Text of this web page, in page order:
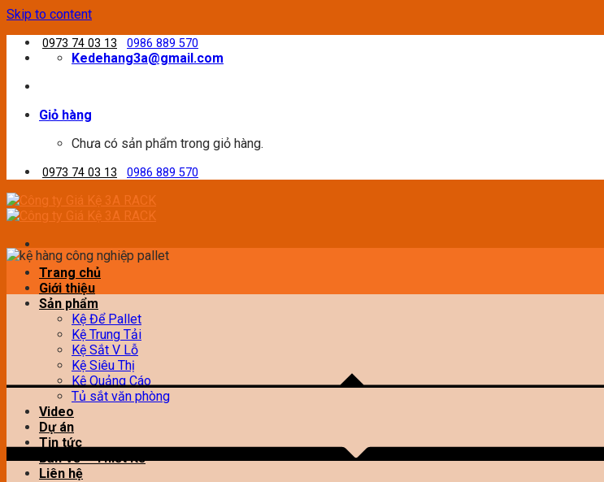
Skip to content
0973 74 03 13 0986 889 570
Kedehang3a@gmail.com
Giỏ hàng
Chưa có sản phẩm trong giỏ hàng.
0973 74 03 13 0986 889 570
Trang chủ
Giới thiệu
Sản phẩm
Kệ Để Pallet
Kệ Trung Tải
Kệ Sắt V Lỗ
Kệ Siêu Thị
Kệ Quảng Cáo
Tủ sắt văn phòng
Video
Dự án
Tin tức
Bản Vẽ – Thiết Kế
Liên hệ